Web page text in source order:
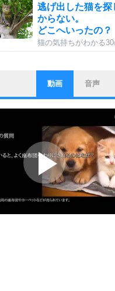
逃げ出した猫を
からない。
どこへいったの？
猫の気持ちがわかる30
ストレス対策
他人と比べない。
いっそのこと、他
プラス思考
ポジティブになれ
しないから。
ポジティブ思考にな
ストレス対策
動画 音声